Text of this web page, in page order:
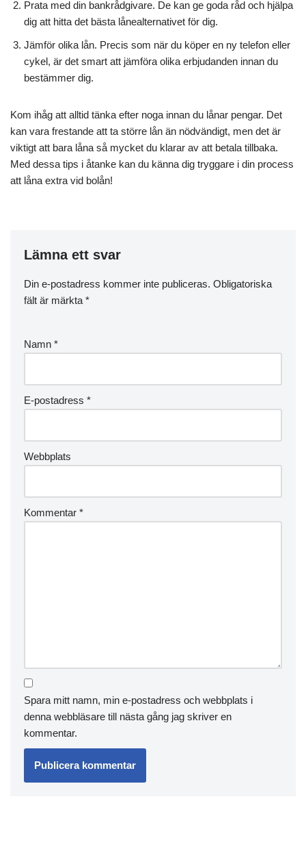
Prata med din bankrådgivare. De kan ge goda råd och hjälpa
dig att hitta det bästa lånealternativet för dig.
Jämför olika lån. Precis som när du köper en ny telefon eller
cykel, är det smart att jämföra olika erbjudanden innan du
bestämmer dig.
Kom ihåg att alltid tänka efter noga innan du lånar pengar. Det
kan vara frestande att ta större lån än nödvändigt, men det är
viktigt att bara låna så mycket du klarar av att betala tillbaka.
Med dessa tips i åtanke kan du känna dig tryggare i din process
att låna extra vid bolån!
Lämna ett svar
Din e-postadress kommer inte publiceras. Obligatoriska
fält är märkta *
Namn *
E-postadress *
Webbplats
Kommentar *
Spara mitt namn, min e-postadress och webbplats i
denna webbläsare till nästa gång jag skriver en
kommentar.